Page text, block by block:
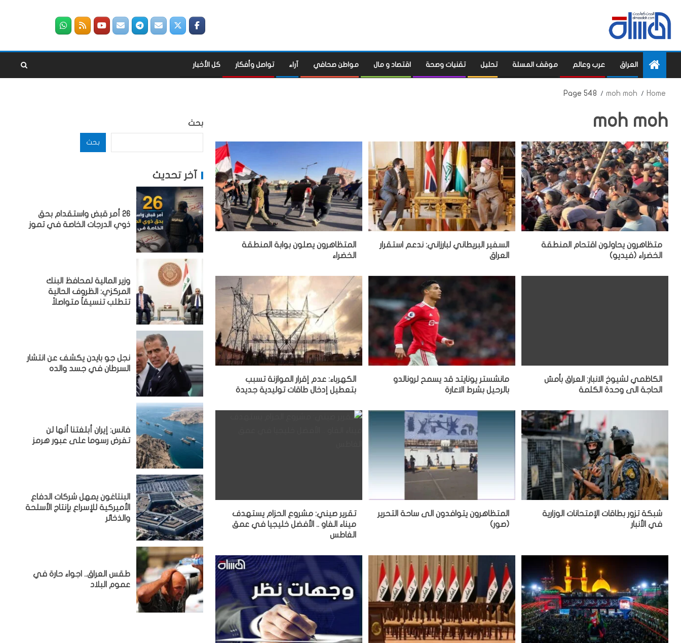
العراق عرب وعالم موقف المسلة تحليل تقنيات وصحة اقتصاد و مال مواطن صحافي آراء تواصل وأفكار كل الأخبار
Home
moh moh
Page 548
moh moh
متظاهرون يحاولون اقتحام المنطقة
الخضراء (فيديو)
السفير البريطاني لبارزاني: ندعم استقرار
العراق
المتظاهرون يصلون بوابة المنطقة
الخضراء
الكاظمي لشيوخ الانبار: العراق بأمسّ
الحاجة الى وحدة الكلمة
مانشستر يونايتد قد يسمح لرونالدو
بالرحيل بشرط الاعارة
الكهرباء: عدم إقرار الموازنة تسبب
بتعطيل إدخال طاقات توليدية جديدة
شبكة تزور بطاقات الإمتحانات الوزارية
في الأنبار
المتظاهرون يتوافدون الى ساحة التحرير
(صور)
تقرير صيني: مشروع الحزام يستهدف
ميناء الفاو .. الأفضل خليجيا في عمق
الغاطس
بحث
بحث
آخر تحديث
26 أمر قبض واستقدام بحق
ذوي الدرجات الخاصة في تموز
وزير المالية لمحافظ البنك
المركزي: الظروف الحالية
تتطلب تنسيقاً متواصلاً
نجل جو بايدن يكشف عن انتشار
السرطان في جسد والده
فانس: إيران أبلغتنا أنها لن
تفرض رسوما على عبور هرمز
البنتاغون يمهل شركات الدفاع
الأميركية للإسراع بإنتاج الأسلحة
والذخائر
طقس العراق.. اجواء حارة في
عموم البلاد